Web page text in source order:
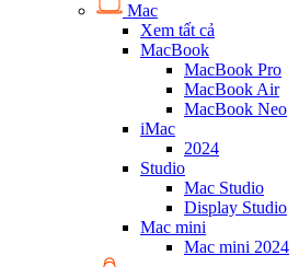
Mac
Xem tất cả
MacBook
MacBook Pro
MacBook Air
MacBook Neo
iMac
2024
Studio
Mac Studio
Display Studio
Mac mini
Mac mini 2024